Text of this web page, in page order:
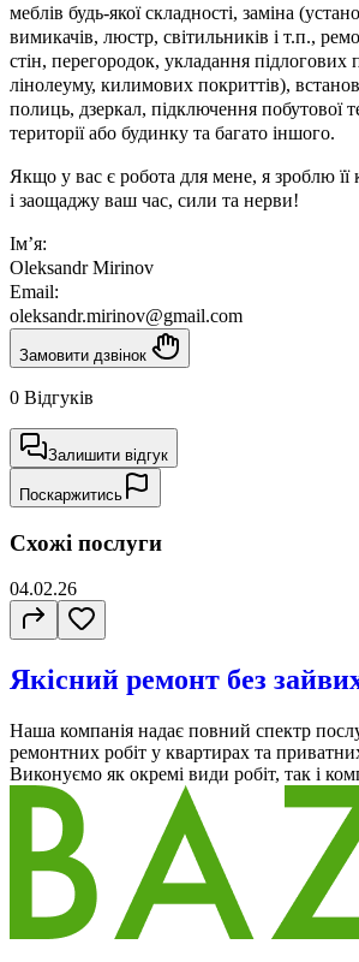
меблів будь-якої складності, заміна
вимикачів, люстр, світильників і т.п.,
стін, перегородок, укладання підлогових
лінолеуму, килимових покриттів),
полиць, дзеркал, підключення побутової
території або будинку та багато іншого.
Якщо у вас є робота для мене, я зроблю її
і заощаджу ваш час, сили та нерви!
Ім’я:
Oleksandr Mirinov
Email:
oleksandr.mirinov@gmail.com
Замовити дзвінок
0 Відгуків
Залишити відгук
Поскаржитись
Схожі послуги
04.02.26
Якісний ремонт без
Наша компанія надає повний спектр
ремонтних робіт у квартирах та
Виконуємо як окремі види робіт, так і